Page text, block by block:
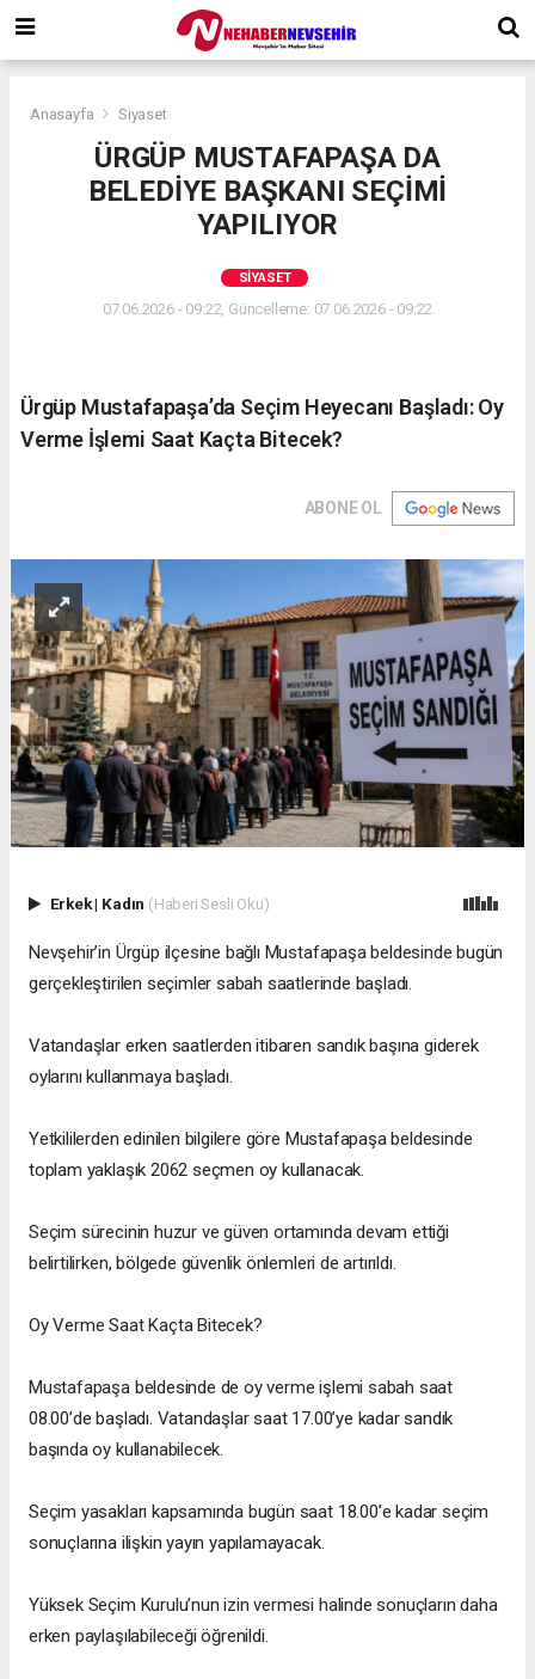
Anasayfa Siyaset
ÜRGÜP MUSTAFAPAŞA DA
BELEDİYE BAŞKANI SEÇİMİ
YAPILIYOR
SIYASET
07.06.2026 - 09:22, Güncelleme: 07.06.2026 - 09:22
Ürgüp Mustafapaşa’da Seçim Heyecanı Başladı: Oy
Verme İşlemi Saat Kaçta Bitecek?
ABONE OL
Erkek| Kadın (Haberi Sesli Oku)
Nevşehir’in Ürgüp ilçesine bağlı Mustafapaşa beldesinde bugün
gerçekleştirilen seçimler sabah saatlerinde başladı.
Vatandaşlar erken saatlerden itibaren sandık başına giderek
oylarını kullanmaya başladı.
Yetkililerden edinilen bilgilere göre Mustafapaşa beldesinde
toplam yaklaşık 2062 seçmen oy kullanacak.
Seçim sürecinin huzur ve güven ortamında devam ettiği
belirtilirken, bölgede güvenlik önlemleri de artırıldı.
Oy Verme Saat Kaçta Bitecek?
Mustafapaşa beldesinde de oy verme işlemi sabah saat
08.00’de başladı. Vatandaşlar saat 17.00’ye kadar sandık
başında oy kullanabilecek.
Seçim yasakları kapsamında bugün saat 18.00’e kadar seçim
sonuçlarına ilişkin yayın yapılamayacak.
Yüksek Seçim Kurulu’nun izin vermesi halinde sonuçların daha
erken paylaşılabileceği öğrenildi.